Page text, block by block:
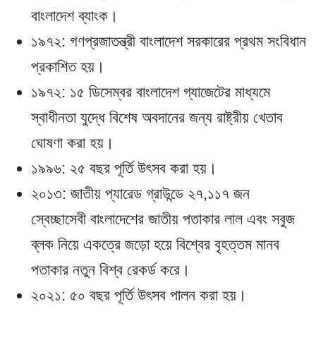
বাংলাদেশ ব্যাংক।
১৯৭২: গণপ্রজাতন্ত্রী বাংলাদেশ সরকারের প্রথম সংবিধান
প্রকাশিত হয়।
১৯৭২: ১৫ ডিসেম্বর বাংলাদেশ গ্যাজেটের মাধ্যমে
স্বাধীনতা যুদ্ধে বিশেষ অবদানের জন্য রাষ্ট্রীয় খেতাব
ঘোষণা করা হয়।
১৯৯৬: ২৫ বছর পূর্তি উৎসব করা হয়।
২০১৩: জাতীয় প্যারেড গ্রাউন্ডে ২৭,১১৭ জন
স্বেচ্ছাসেবী বাংলাদেশের জাতীয় পতাকার লাল এবং সবুজ
ব্লক নিয়ে একত্রে জড়ো হয়ে বিশ্বের বৃহত্তম মানব
পতাকার নতুন বিশ্ব রেকর্ড করে।
২০২১: ৫০ বছর পূর্তি উৎসব পালন করা হয়।